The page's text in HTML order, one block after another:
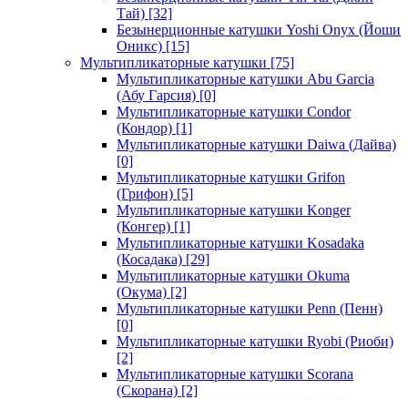
Тай) [32]
Безынерционные катушки Yoshi Onyx (Йоши
Оникс) [15]
Мультипликаторные катушки [75]
Мультипликаторные катушки Abu Garcia
(Абу Гарсия) [0]
Мультипликаторные катушки Condor
(Кондор) [1]
Мультипликаторные катушки Daiwa (Дайва)
[0]
Мультипликаторные катушки Grifon
(Грифон) [5]
Мультипликаторные катушки Konger
(Конгер) [1]
Мультипликаторные катушки Kosadaka
(Косадака) [29]
Мультипликаторные катушки Okuma
(Окума) [2]
Мультипликаторные катушки Penn (Пенн)
[0]
Мультипликаторные катушки Ryobi (Риоби)
[2]
Мультипликаторные катушки Scorana
(Скорана) [2]